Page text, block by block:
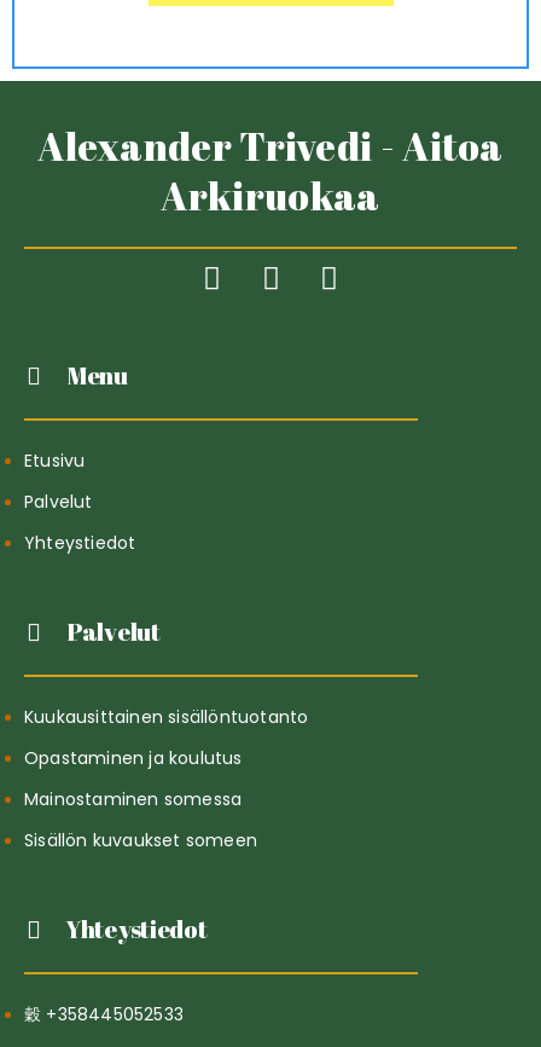
Alexander Trivedi - Aitoa
Arkiruokaa
Menu
Etusivu
Palvelut
Yhteystiedot
Palvelut
Kuukausittainen sisällöntuotanto
Opastaminen ja koulutus
Mainostaminen somessa
Sisällön kuvaukset someen
Yhteystiedot
+358445052533